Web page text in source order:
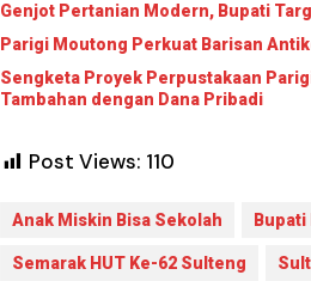
Genjot Pertanian Modern, Bupati
Parigi Moutong Perkuat Barisan
Sengketa Proyek Perpustakaan
Tambahan dengan Dana Pribadi
Post Views: 110
Anak Miskin Bisa Sekolah
Semarak HUT Ke-62 Sulteng